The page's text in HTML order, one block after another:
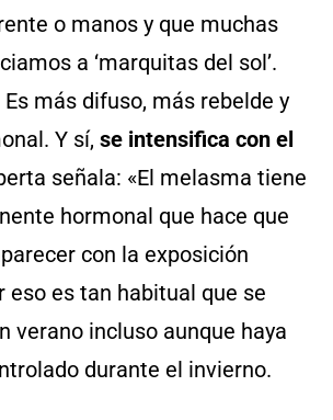
o manos y que muchas
a ‘marquitas del sol’.
Es más difuso, más rebelde y
Y sí, se intensifica con el
señala: «El melasma tiene
hormonal que hace que
con la exposición
eso es tan habitual que se
verano incluso aunque haya
durante el invierno.